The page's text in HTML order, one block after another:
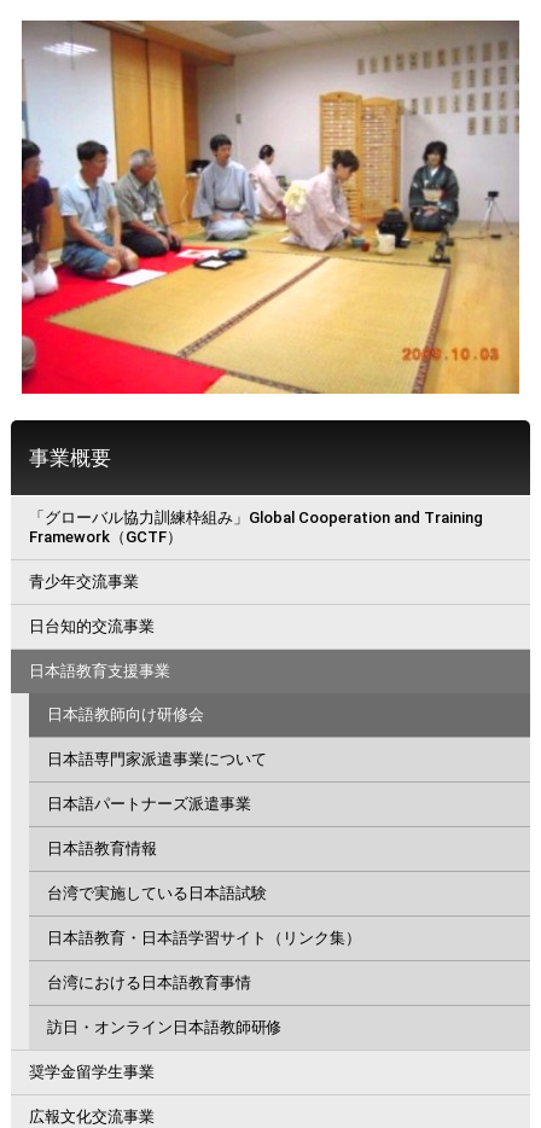
事業概要
「グローバル協力訓練枠組み」Global Cooperation and Training
Framework（GCTF）
青少年交流事業
日台知的交流事業
日本語教育支援事業
日本語教師向け研修会
日本語専門家派遣事業について
日本語パートナーズ派遣事業
日本語教育情報
台湾で実施している日本語試験
日本語教育・日本語学習サイト（リンク集）
台湾における日本語教育事情
訪日・オンライン日本語教師研修
奨学金留学生事業
広報文化交流事業